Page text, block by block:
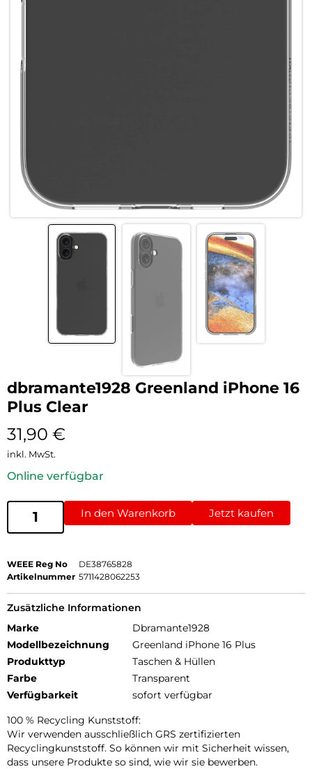
dbramante1928 Greenland iPhone 16
Plus Clear
31,90 €
inkl. MwSt.
Online verfügbar
In den Warenkorb Jetzt kaufen
WEEE Reg No
DE38765828
Artikelnummer 5711428062253
Zusätzliche Informationen
Marke
Dbramante1928
Modellbezeichnung
Greenland iPhone 16 Plus
Produkttyp
Taschen & Hüllen
Farbe
Transparent
Verfügbarkeit
sofort verfügbar
100 % Recycling Kunststoff:
Wir verwenden ausschließlich GRS zertifizierten
Recyclingkunststoff. So können wir mit Sicherheit wissen,
dass unsere Produkte so sind, wie wir sie bewerben.